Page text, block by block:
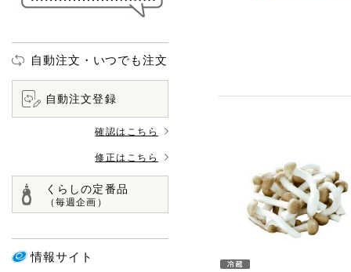
自動注文・いつでも注文
自動注文登録
確認はこちら
修正はこちら
くらしの定番品
（毎週企画）
情報サイト